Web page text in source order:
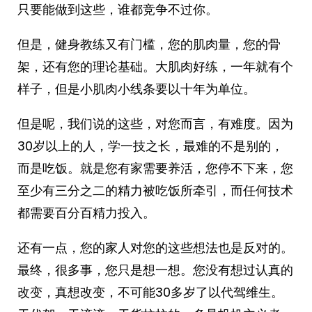
只要能做到这些，谁都竞争不过你。
但是，健身教练又有门槛，您的肌肉量，您的骨
架，还有您的理论基础。大肌肉好练，一年就有个
样子，但是小肌肉小线条要以十年为单位。
但是呢，我们说的这些，对您而言，有难度。因为
30岁以上的人，学一技之长，最难的不是别的，
而是吃饭。就是您有家需要养活，您停不下来，您
至少有三分之二的精力被吃饭所牵引，而任何技术
都需要百分百精力投入。
还有一点，您的家人对您的这些想法也是反对的。
最终，很多事，您只是想一想。您没有想过认真的
改变，真想改变，不可能30多岁了以代驾维生。